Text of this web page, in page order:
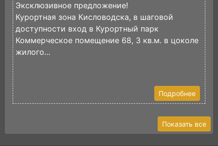
Эксклюзивное предложение!
Курортная зона Кисловодска, в шаговой
доступности вход в Курортный парк
Коммерческое помещение 68, 3 кв.м. в цоколе
жилого...
Подробнее
Показать все